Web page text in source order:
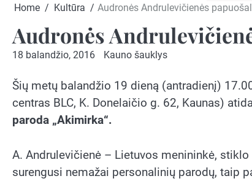
Home Kultūra Audronės Andrulevičienės
Audronės
18 balandžio, 2016 Kauno šauklys
Šių metų balandžio 19 dieną (antradienį)
centras BLC, K. Donelaičio g. 62, Kaunas)
paroda „Akimirka“.
A. Andrulevičienė – Lietuvos menininkė,
surengusi nemažai personalinių parodų, taip